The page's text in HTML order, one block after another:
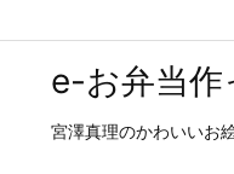
e-お弁当作
宮澤真理のかわいいお